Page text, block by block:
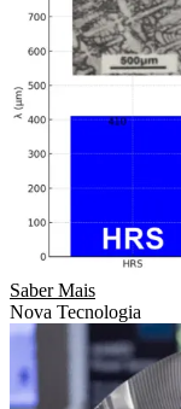
Saber Mais
Nova Tecnologia